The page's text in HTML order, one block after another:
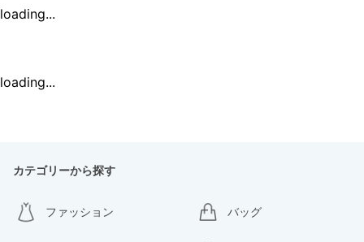
loading...
loading...
カテゴリーから探す
ファッション バッグ